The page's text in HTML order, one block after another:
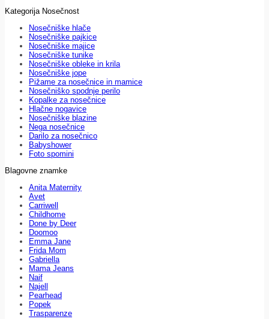
Kategorija Nosečnost
Nosečniške hlače
Nosečniške pajkice
Nosečniške majice
Nosečniške tunike
Nosečniške obleke in krila
Nosečniške jope
Pižame za nosečnice in mamice
Nosečniško spodnje perilo
Kopalke za nosečnice
Hlačne nogavice
Nosečniške blazine
Nega nosečnice
Darilo za nosečnico
Babyshower
Foto spomini
Blagovne znamke
Anita Maternity
Avet
Carriwell
Childhome
Done by Deer
Doomoo
Emma Jane
Frida Mom
Gabriella
Mama Jeans
Naif
Najell
Pearhead
Popek
Trasparenze